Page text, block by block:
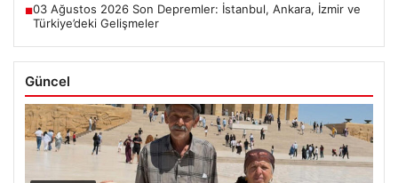
■03 Ağustos 2026 Son Depremler: İstanbul, Ankara, İzmir ve
Türkiye’deki Gelişmeler
Güncel